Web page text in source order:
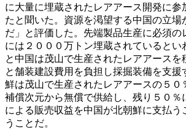
に大量に埋蔵されたレアアース開発に参
たと聞いた。資源を渇望する中国の立場
だ」と評価した。先端製品生産に必須の
には２０００万トン埋蔵されているとい
と中国は茂山で生産されたレアアースを
と舗装建設費用を負担し採掘装備を支援
鮮は茂山で生産されたレアアースの５０
補償次元から無償で供給し、残り５０％
による販売収益を中国が北朝鮮に支払う
うことだ。